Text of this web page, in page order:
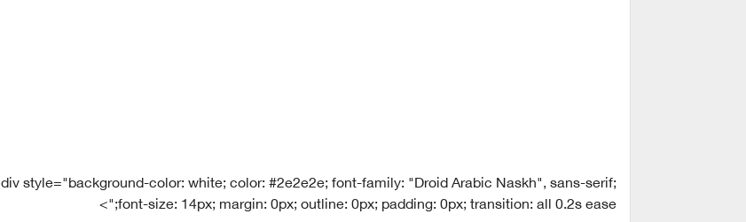
div style="background-color: white; color: #2e2e2e; font-family: "Droid Arabic Naskh", sans-serif;
font-size: 14px; margin: 0px; outline: 0px; padding: 0px; transition: all 0.2s ease;">